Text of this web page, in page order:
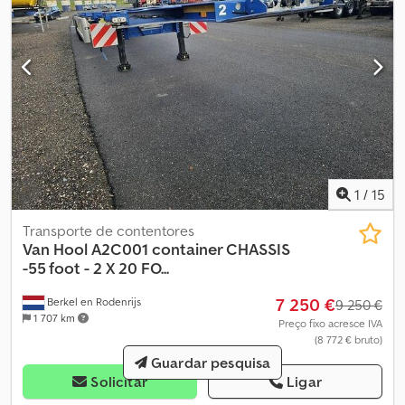
1 / 15
Berkel en Rodenrijs
1 707 km
Transporte de contentores
Van HoolA2C001 container CHASSIS
-55 foot - 2 X 20 FO...
7 250 €9 250 €
Preço fixo acresce IVA
(8 772 € bruto)
Solicitar Ligar
Guardar pesquisa